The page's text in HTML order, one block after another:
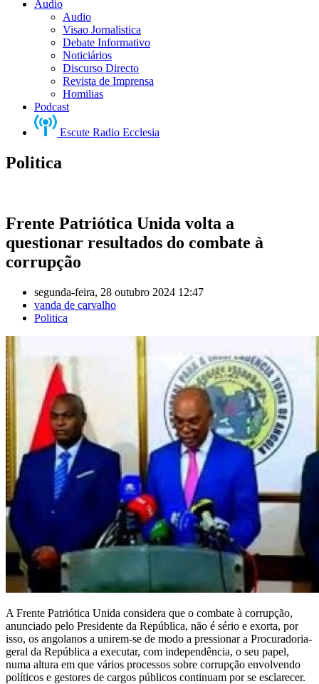
Audio
Audio
Visao Jornalistica
Debate Informativo
Noticiários
Discurso Directo
Revista de Imprensa
Homilias
Podcast
Escute Radio Ecclesia
Politica
Frente Patriótica Unida volta a
questionar resultados do combate à
corrupção
segunda-feira, 28 outubro 2024 12:47
vanda de carvalho
Politica
A Frente Patriótica Unida considera que o combate à corrupção,
anunciado pelo Presidente da República, não é sério e exorta, por
isso, os angolanos a unirem-se de modo a pressionar a Procuradoria-
geral da República a executar, com independência, o seu papel,
numa altura em que vários processos sobre corrupção envolvendo
políticos e gestores de cargos públicos continuam por se esclarecer.